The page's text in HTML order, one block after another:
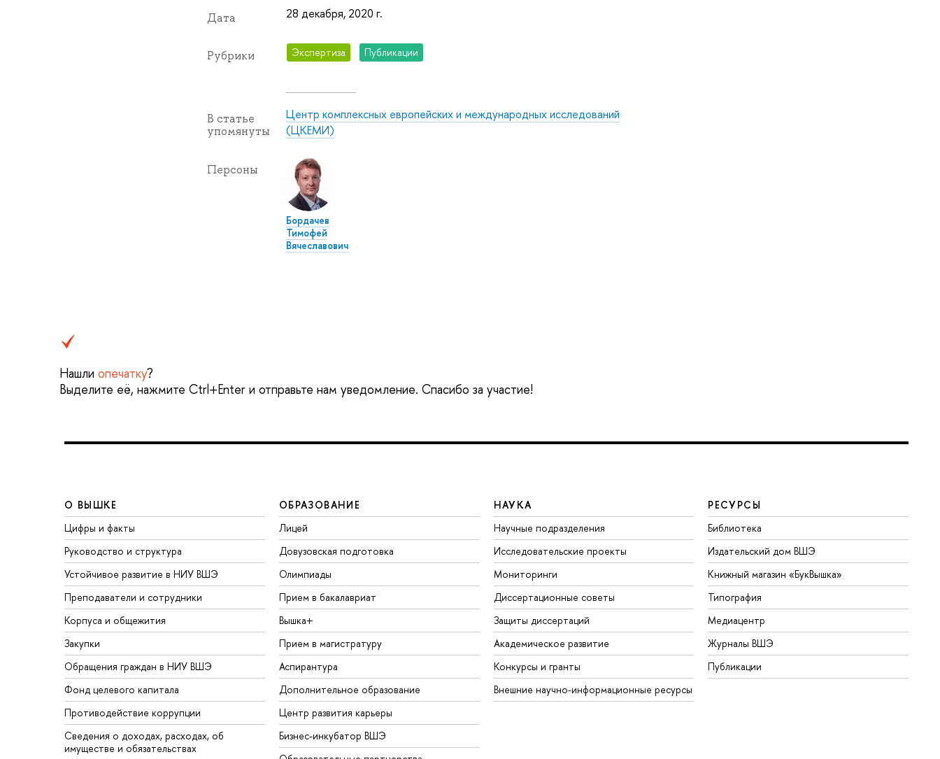
Дата 28 декабря, 2020 г.
Рубрики Экспертиза Публикации
В статье
упомянуты
Центр комплексных европейских и международных исследований
(ЦКЕМИ)
Персоны
Бордачев
Тимофей
Вячеславович
Нашли опечатку?
Выделите её, нажмите Ctrl+Enter и отправьте нам уведомление. Спасибо за участие!
О ВЫШКЕ
Цифры и факты
Руководство и структура
Устойчивое развитие в НИУ ВШЭ
Преподаватели и сотрудники
Корпуса и общежития
Закупки
Обращения граждан в НИУ ВШЭ
Фонд целевого капитала
Противодействие коррупции
Сведения о доходах, расходах, об
имуществе и обязательствах
ОБРАЗОВАНИЕ
Лицей
Довузовская подготовка
Олимпиады
Прием в бакалавриат
Вышка+
Прием в магистратуру
Аспирантура
Дополнительное образование
Центр развития карьеры
Бизнес-инкубатор ВШЭ
НАУКА
Научные подразделения
Исследовательские проекты
Мониторинги
Диссертационные советы
Защиты диссертаций
Академическое развитие
Конкурсы и гранты
Внешние научно-информационные ресурсы
РЕСУРСЫ
Библиотека
Издательский дом ВШЭ
Книжный магазин «БукВышка»
Типография
Медиацентр
Журналы ВШЭ
Публикации